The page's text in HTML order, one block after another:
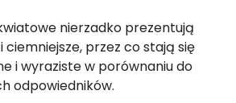
nierzadko prezentują
ciemniejsze, przez co stają się
i wyraziste w porównaniu do
odpowiedników.